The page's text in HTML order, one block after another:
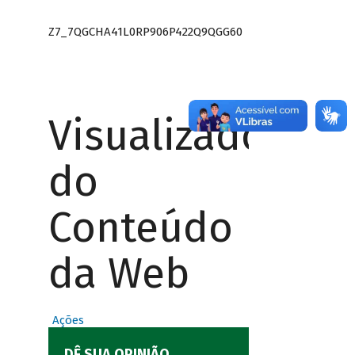
Z7_7QGCHA41L0RP906P422Q9QGG60
Visualizador
do
Conteúdo
da Web
Ações